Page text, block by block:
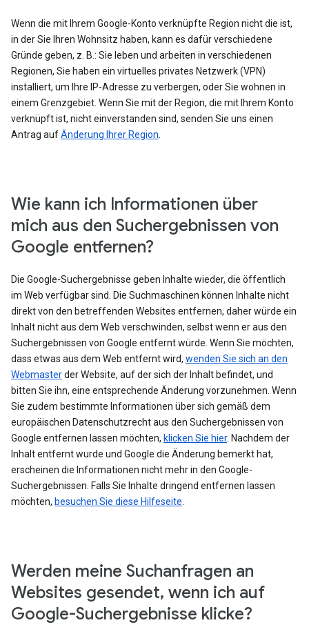
Wenn die mit Ihrem Google-Konto verknüpfte Region nicht die ist,
in der Sie Ihren Wohnsitz haben, kann es dafür verschiedene
Gründe geben, z. B.: Sie leben und arbeiten in verschiedenen
Regionen, Sie haben ein virtuelles privates Netzwerk (VPN)
installiert, um Ihre IP-Adresse zu verbergen, oder Sie wohnen in
einem Grenzgebiet. Wenn Sie mit der Region, die mit Ihrem Konto
verknüpft ist, nicht einverstanden sind, senden Sie uns einen
Antrag aufÄnderung Ihrer Region
Wie kann ich Informationen über
mich aus den Suchergebnissen von
Google entfernen?
Die Google-Suchergebnisse geben Inhalte wieder, die öffentlich
im Web verfügbar sind. Die Suchmaschinen können Inhalte nicht
direkt von den betreffenden Websites entfernen, daher würde ein
Inhalt nicht aus dem Web verschwinden, selbst wenn er aus den
Suchergebnissen von Google entfernt würde. Wenn Sie möchten,
dass etwas aus dem Web entfernt wird, wenden Sie sich an den
Webmasterder Website, auf der sich der Inhalt befindet, und
bitten Sie ihn, eine entsprechende Änderung vorzunehmen. Wenn
Sie zudem bestimmte Informationen über sich gemäß dem
europäischen Datenschutzrecht aus den Suchergebnissen von
Google entfernen lassen möchten, klicken Sie hier. Nachdem der
Inhalt entfernt wurde und Google die Änderung bemerkt hat,
erscheinen die Informationen nicht mehr in den Google-
Suchergebnissen. Falls Sie Inhalte dringend entfernen lassen
möchten, besuchen Sie diese Hilfeseite
Werden meine Suchanfragen an
Websites gesendet, wenn ich auf
Google-Suchergebnisse klicke?